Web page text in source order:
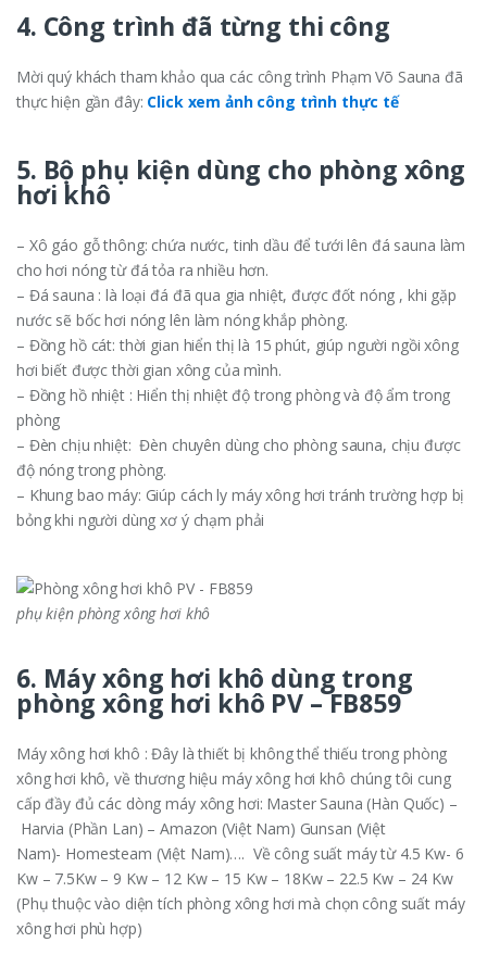
4. Công trình đã từng thi công
Mời quý khách tham khảo qua các công trình Phạm Võ Sauna đã
thực hiện gần đây: Click xem ảnh công trình thực tế
5. Bộ phụ kiện dùng cho phòng xông
hơi khô
– Xô gáo gỗ thông: chứa nước, tinh dầu để tưới lên đá sauna làm
cho hơi nóng từ đá tỏa ra nhiều hơn.
– Đá sauna : là loại đá đã qua gia nhiệt, được đốt nóng , khi gặp
nước sẽ bốc hơi nóng lên làm nóng khắp phòng.
– Đồng hồ cát: thời gian hiển thị là 15 phút, giúp người ngồi xông
hơi biết được thời gian xông của mình.
– Đồng hồ nhiệt : Hiển thị nhiệt độ trong phòng và độ ẩm trong
phòng
– Đèn chịu nhiệt: Đèn chuyên dùng cho phòng sauna, chịu được
độ nóng trong phòng.
– Khung bao máy: Giúp cách ly máy xông hơi tránh trường hợp bị
bỏng khi người dùng xơ ý chạm phải
phụ kiện phòng xông hơi khô
6. Máy xông hơi khô dùng trong
phòng xông hơi khô PV – FB859
Máy xông hơi khô : Đây là thiết bị không thể thiếu trong phòng
xông hơi khô, về thương hiệu máy xông hơi khô chúng tôi cung
cấp đầy đủ các dòng máy xông hơi: Master Sauna (Hàn Quốc) –
Harvia (Phần Lan) – Amazon (Việt Nam) Gunsan (Việt
Nam)- Homesteam (Việt Nam)…. Về công suất máy từ 4.5 Kw- 6
Kw – 7.5Kw – 9 Kw – 12 Kw – 15 Kw – 18Kw – 22.5 Kw – 24 Kw
(Phụ thuộc vào diện tích phòng xông hơi mà chọn công suất máy
xông hơi phù hợp)